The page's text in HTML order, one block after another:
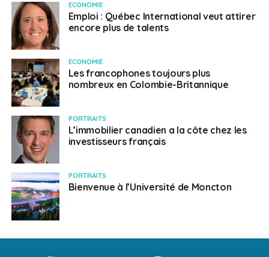
ECONOMIE
Emploi : Québec International veut attirer
encore plus de talents
ECONOMIE
Les francophones toujours plus
nombreux en Colombie-Britannique
PORTRAITS
L’immobilier canadien a la côte chez les
investisseurs français
PORTRAITS
Bienvenue à l’Université de Moncton